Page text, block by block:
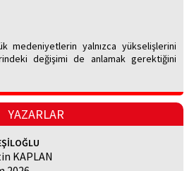
medeniyetlerin yalnızca yükselişlerini
değişimi de anlamak gerektiğini
YAZARLAR
KAPLAN